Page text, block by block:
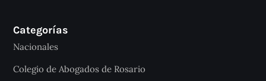
Categorías
Nacionales
Colegio de Abogados de Rosario